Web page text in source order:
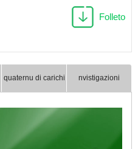
Folleto
quaternu di carichi nvistigazioni